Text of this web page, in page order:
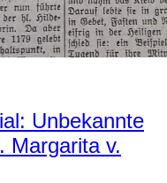
Unbekannte
Margarita v.